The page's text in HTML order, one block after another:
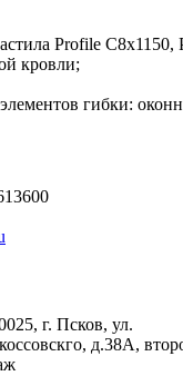
Profile
кровли;
гибки:
г. Псков, ул.
д.38А,